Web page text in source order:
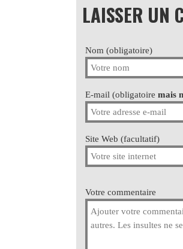
LAISSER UN
Nom (obligatoire)
E-mail (obligatoire mais
Site Web (facultatif)
Votre commentaire